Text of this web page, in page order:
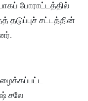
போராட்டத்தில்
சட்டத்தின்
சலே